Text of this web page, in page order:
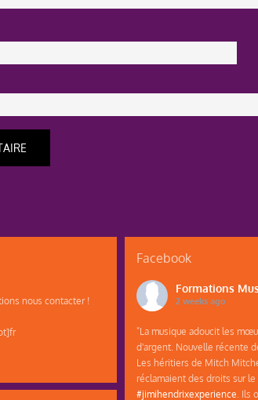
nous contacter !
Facebook
Formations
2 weeks ago
"La musique adoucit les
d'argent. Nouvelle récente
Les héritiers de Mitch
réclamaient des droits sur
#jimihendrixexperience .